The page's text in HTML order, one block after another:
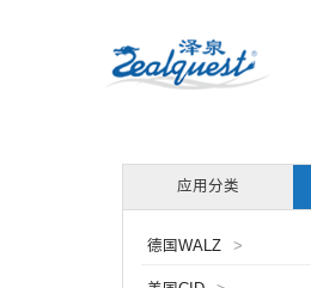
应用分类
德国WALZ >